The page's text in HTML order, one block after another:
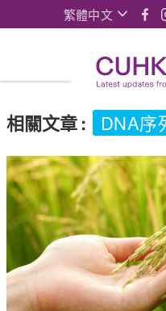
繁體中文
相關文章: DNA序